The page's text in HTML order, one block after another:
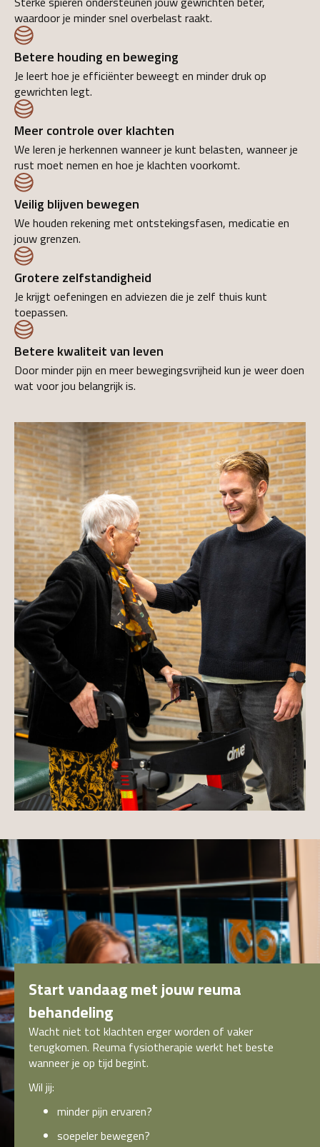
waardoor je minder snel overbelast raakt.
Betere houding en beweging
Je leert hoe je efficiënter beweegt en minder druk op
gewrichten legt.
Meer controle over klachten
We leren je herkennen wanneer je kunt belasten, wanneer je
rust moet nemen en hoe je klachten voorkomt.
Veilig blijven bewegen
We houden rekening met ontstekingsfasen, medicatie en
jouw grenzen.
Grotere zelfstandigheid
Je krijgt oefeningen en adviezen die je zelf thuis kunt
toepassen.
Betere kwaliteit van leven
Door minder pijn en meer bewegingsvrijheid kun je weer doen
wat voor jou belangrijk is.
Start vandaag met jouw reuma
behandeling
Wacht niet tot klachten erger worden of vaker
terugkomen. Reuma fysiotherapie werkt het beste
wanneer je op tijd begint.
Wil jij:
minder pijn ervaren?
soepeler bewegen?